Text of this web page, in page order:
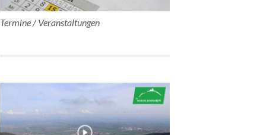
Termine / Veranstaltungen